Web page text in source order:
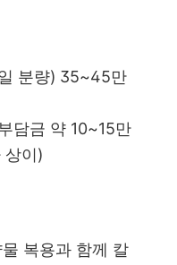
분량) 35~45만
담금 약 10~15만
상이)
복용과 함께 칼